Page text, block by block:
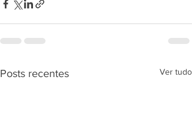
Posts recentes Ver tudo